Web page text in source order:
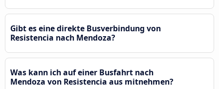
Gibt es eine direkte Busverbindung von
Resistencia nach Mendoza?
Was kann ich auf einer Busfahrt nach
Mendoza von Resistencia aus mitnehmen?